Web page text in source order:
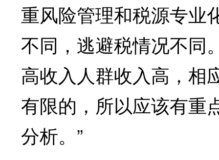
重风险管理和税源专业
不同，逃避税情况不同
高收入人群收入高，相
有限的，所以应该有重
分析。”